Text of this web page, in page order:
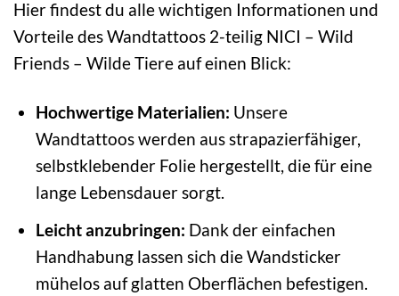
Hier findest du alle wichtigen Informationen und
Vorteile des Wandtattoos 2-teilig NICI – Wild
Friends – Wilde Tiere auf einen Blick:
Hochwertige Materialien: Unsere
Wandtattoos werden aus strapazierfähiger,
selbstklebender Folie hergestellt, die für eine
lange Lebensdauer sorgt.
Leicht anzubringen: Dank der einfachen
Handhabung lassen sich die Wandsticker
mühelos auf glatten Oberflächen befestigen.